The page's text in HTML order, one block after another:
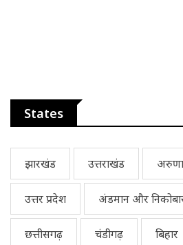
States
झारखंड उत्तराखंड
उत्तर प्रदेश अंडमान और
छत्तीसगढ़ चंडीगढ़ बिहार